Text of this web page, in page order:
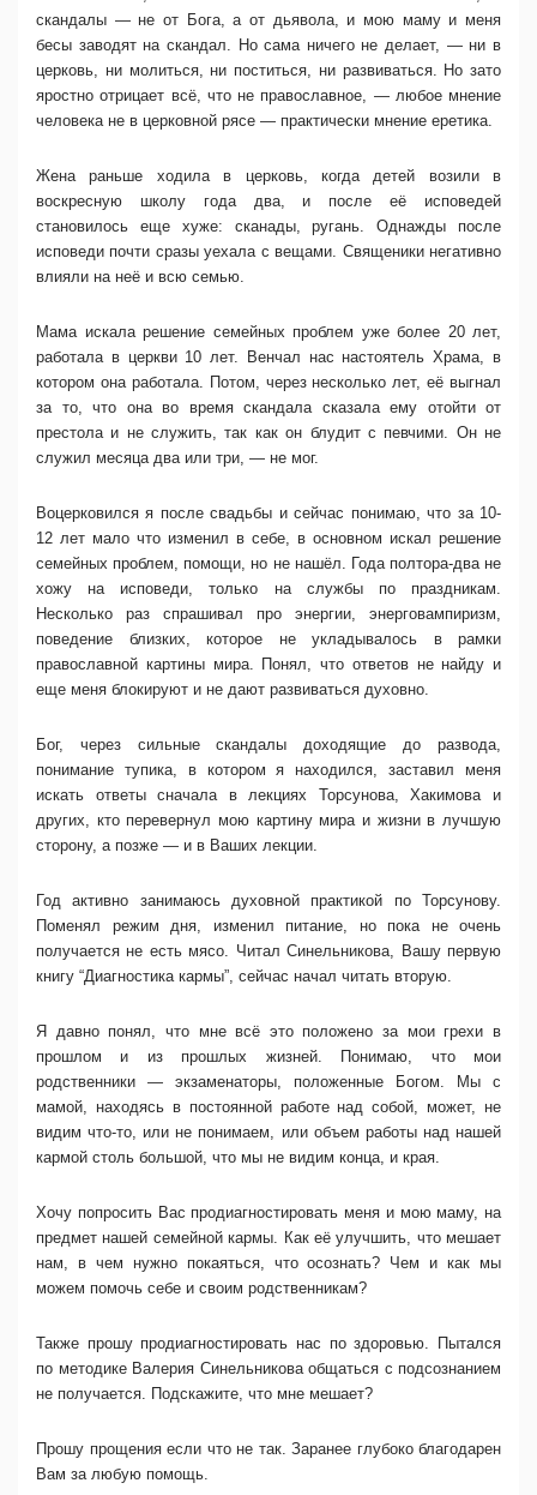
скандалы — не от Бога, а от дьявола, и мою маму и меня
бесы заводят на скандал. Но сама ничего не делает, — ни в
церковь, ни молиться, ни поститься, ни развиваться. Но зато
яростно отрицает всё, что не православное, — любое мнение
человека не в церковной рясе — практически мнение еретика.
Жена раньше ходила в церковь, когда детей возили в
воскресную школу года два, и после её исповедей
становилось еще хуже: сканады, ругань. Однажды после
исповеди почти сразы уехала с вещами. Священики негативно
влияли на неё и всю семью.
Мама искала решение семейных проблем уже более 20 лет,
работала в церкви 10 лет. Венчал нас настоятель Храма, в
котором она работала. Потом, через несколько лет, её выгнал
за то, что она во время скандала сказала ему отойти от
престола и не служить, так как он блудит с певчими. Он не
служил месяца два или три, — не мог.
Воцерковился я после свадьбы и сейчас понимаю, что за 10-
12 лет мало что изменил в себе, в основном искал решение
семейных проблем, помощи, но не нашёл. Года полтора-два не
хожу на исповеди, только на службы по праздникам.
Несколько раз спрашивал про энергии, энерговампиризм,
поведение близких, которое не укладывалось в рамки
православной картины мира. Понял, что ответов не найду и
еще меня блокируют и не дают развиваться духовно.
Бог, через сильные скандалы доходящие до развода,
понимание тупика, в котором я находился, заставил меня
искать ответы сначала в лекциях Торсунова, Хакимова и
других, кто перевернул мою картину мира и жизни в лучшую
сторону, а позже — и в Ваших лекции.
Год активно занимаюсь духовной практикой по Торсунову.
Поменял режим дня, изменил питание, но пока не очень
получается не есть мясо. Читал Синельникова, Вашу первую
книгу “Диагностика кармы”, сейчас начал читать вторую.
Я давно понял, что мне всё это положено за мои грехи в
прошлом и из прошлых жизней. Понимаю, что мои
родственники — экзаменаторы, положенные Богом. Мы с
мамой, находясь в постоянной работе над собой, может, не
видим что-то, или не понимаем, или объем работы над нашей
кармой столь большой, что мы не видим конца, и края.
Хочу попросить Вас продиагностировать меня и мою маму, на
предмет нашей семейной кармы. Как её улучшить, что мешает
нам, в чем нужно покаяться, что осознать? Чем и как мы
можем помочь себе и своим родственникам?
Также прошу продиагностировать нас по здоровью. Пытался
по методике Валерия Синельникова общаться с подсознанием
не получается. Подскажите, что мне мешает?
Прошу прощения если что не так. Заранее глубоко благодарен
Вам за любую помощь.